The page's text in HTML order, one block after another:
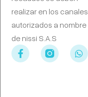
realizar en los canales
autorizados a nombre
de nissi S.A.S